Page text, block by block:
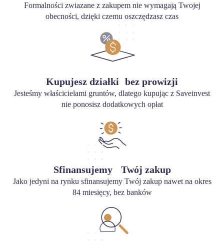
Formalności zwiazane z zakupem nie wymagają Twojej
obecności, dzięki czemu oszczędzasz czas
Kupujesz działki bez prowizji
Jesteśmy właścicielami gruntów, dlatego kupując z Saveinvest
nie ponosisz dodatkowych opłat
Sfinansujemy Twój zakup
Jako jedyni na rynku sfinansujemy Twój zakup nawet na okres
84 miesięcy, bez banków